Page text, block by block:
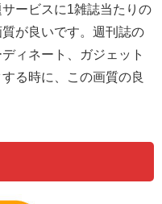
ービスに1雑誌当たりの
が良いです。週刊誌の
ィネート、ガジェット
る時に、この画質の良